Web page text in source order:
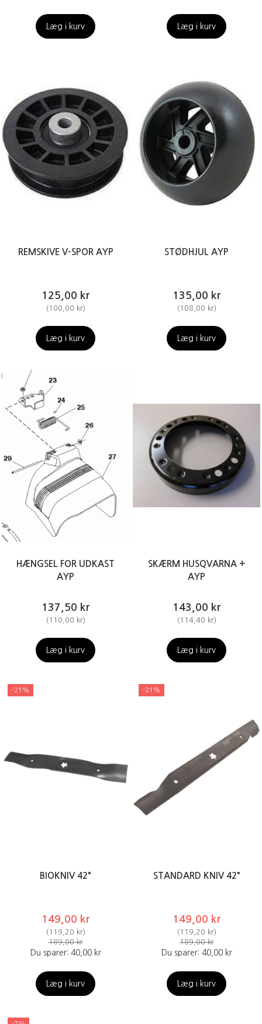
Læg i kurv Læg i kurv
REMSKIVE V-SPOR AYP
125,00 kr
(100,00 kr)
Læg i kurv
STØDHJUL AYP
135,00 kr
(108,00 kr)
Læg i kurv
HÆNGSEL FOR UDKAST
AYP
137,50 kr
(110,00 kr)
Læg i kurv
SKÆRM HUSQVARNA +
AYP
143,00 kr
(114,40 kr)
Læg i kurv
-21%
BIOKNIV 42"
149,00 kr
( 119,20 kr)
189,00 kr
Du sparer: 40,00 kr
Læg i kurv
-21%
STANDARD KNIV 42"
149,00 kr
( 119,20 kr)
189,00 kr
Du sparer: 40,00 kr
Læg i kurv